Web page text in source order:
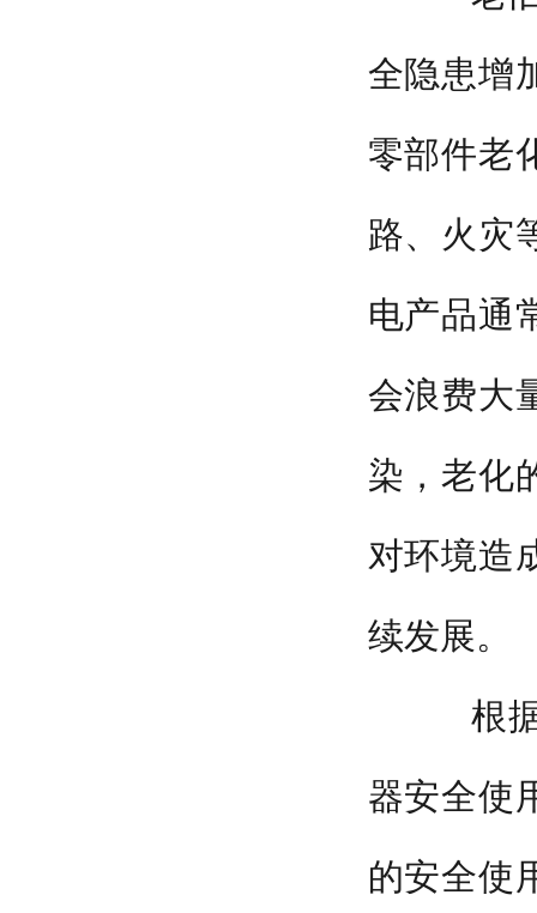
全隐患增
零部件老
路、火灾
电产品通
会浪费大
染，老化
对环境造
续发展。
根据
器安全使
的安全使